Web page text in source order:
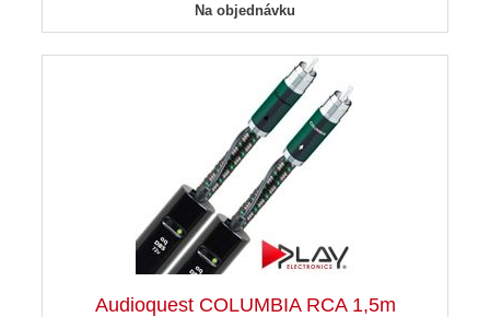
Na objednávku
Audioquest COLUMBIA RCA 1,5m